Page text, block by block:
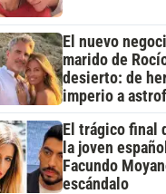
El nuevo
marido de
desierto: de
imperio a
El trágico final
la joven
Facundo
escándalo